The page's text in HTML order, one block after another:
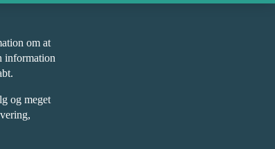
om at
information
og meget